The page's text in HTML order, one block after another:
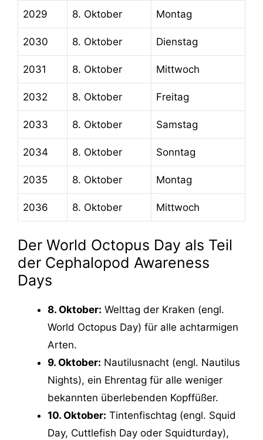
2029 8. Oktober Montag
2030 8. Oktober Dienstag
2031 8. Oktober Mittwoch
2032 8. Oktober Freitag
2033 8. Oktober Samstag
2034 8. Oktober Sonntag
2035 8. Oktober Montag
2036 8. Oktober Mittwoch
Der World Octopus Day als Teil
der Cephalopod Awareness
Days
8. Oktober: Welttag der Kraken (engl.
World Octopus Day) für alle achtarmigen
Arten.
9. Oktober: Nautilusnacht (engl. Nautilus
Nights), ein Ehrentag für alle weniger
bekannten überlebenden Kopffüßer.
10. Oktober: Tintenfischtag (engl. Squid
Day, Cuttlefish Day oder Squidturday),